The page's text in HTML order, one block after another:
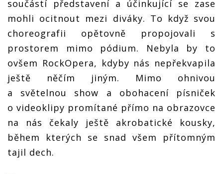
součástí představení a účinkující se zase
mohli ocitnout mezi diváky. To když svou
choreografii opětovně propojovali s
prostorem mimo pódium. Nebyla by to
ovšem RockOpera, kdyby nás nepřekvapila
ještě něčím jiným. Mimo ohnivou
a světelnou show a obohacení písniček
o videoklipy promítané přímo na obrazovce
na nás čekaly ještě akrobatické kousky,
během kterých se snad všem přítomným
tajil dech.